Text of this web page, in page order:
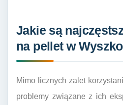
Jakie są
na pellet w
Mimo licznych zalet
problemy związane z ich